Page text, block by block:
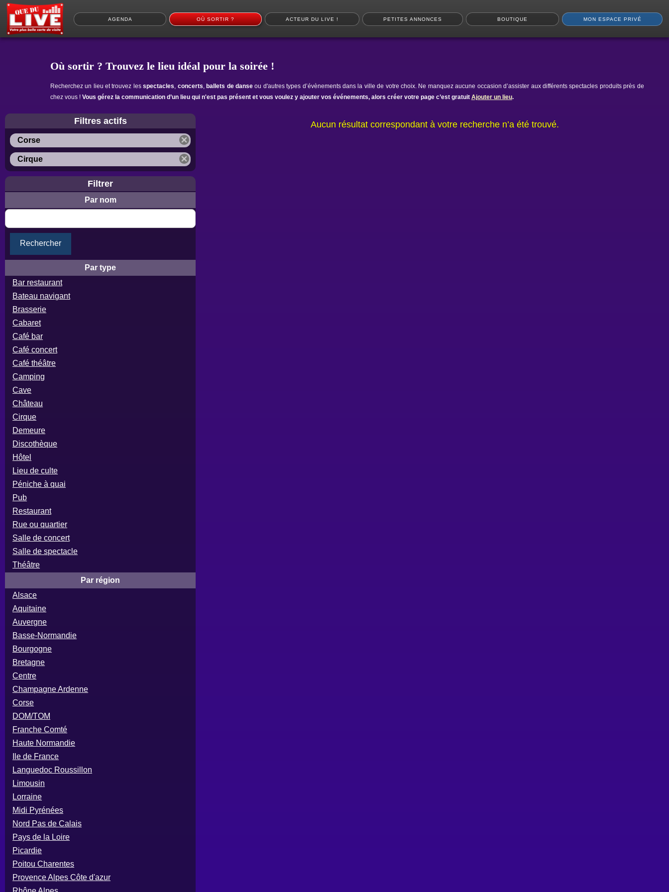
AGENDA OÙ SORTIR ? ACTEUR DU LIVE ! PETITES ANNONCES BOUTIQUE MON ESPACE PRIVÉ
Où sortir ? Trouvez le lieu idéal pour la soirée !
Recherchez un lieu et trouvez lesspectacles concerts ,ballets de danseou d'autres types d’évènements dans la ville de votre choix. Ne manquez aucune occasion d’assister aux différents spectacles produits près de
chez vous ! Vous gérez la communication d’un lieu qui n'est pas présent et vous voulez y ajouter vos événements, alors créer votre page c’est gratuit Ajouter un lieu.
Filtres actifs
Corse
Cirque
Filtrer
Par nom
Rechercher
Par type
Bar restaurant
Bateau navigant
Brasserie
Cabaret
Café bar
Café concert
Café théâtre
Camping
Cave
Château
Cirque
Demeure
Discothèque
Hôtel
Lieu de culte
Péniche à quai
Pub
Restaurant
Rue ou quartier
Salle de concert
Salle de spectacle
Théâtre
Par région
Alsace
Aquitaine
Auvergne
Basse-Normandie
Bourgogne
Bretagne
Centre
Champagne Ardenne
Corse
DOM/TOM
Franche Comté
Haute Normandie
Ile de France
Languedoc Roussillon
Limousin
Lorraine
Midi Pyrénées
Nord Pas de Calais
Pays de la Loire
Picardie
Poitou Charentes
Provence Alpes Côte d'azur
Aucun résultat correspondant à votre recherche n’a été trouvé.